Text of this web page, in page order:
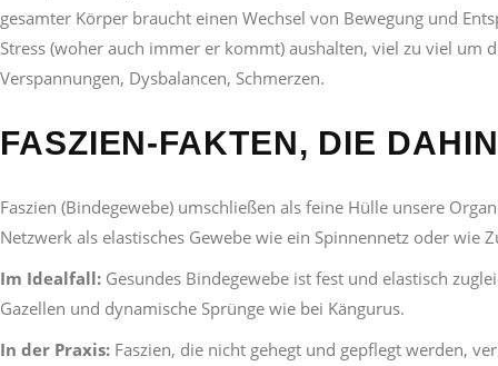
gesamter Körper braucht einen Wechsel von Bewegung und
Stress (woher auch immer er kommt) aushalten, viel zu viel
Verspannungen, Dysbalancen, Schmerzen.
FASZIEN-FAKTEN, DIE
Faszien (Bindegewebe) umschließen als feine Hülle unsere
Netzwerk als elastisches Gewebe wie ein Spinnennetz oder wie
Im Idealfall: Gesundes Bindegewebe ist fest und elastisch
Gazellen und dynamische Sprünge wie bei Kängurus.
In der Praxis: Faszien, die nicht gehegt und gepflegt werden,